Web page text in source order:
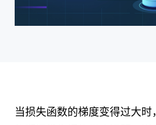
当损失函数的梯度变得过大时